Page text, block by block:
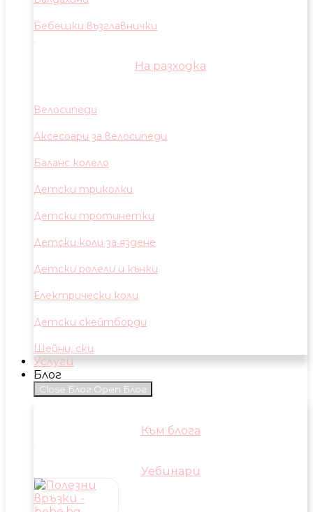
Бебешки възглавнички
На разходка
Велосипеди
Аксесоари за велосипеди
Баланс колело
Детски триколки
Детски тротинетки
Детски коли за яздене
Детски ролели и кънки
Електрически коли
Детски скейтборди
Шейни, ски
Услуги
Блог
Close Блог Open Блог
Към блога
Уебинари